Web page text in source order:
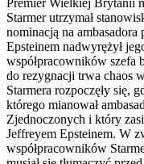
Starmer utrzymał
nominacją na
Epsteinem nadwyrężył
współpracowników szefa
do rezygnacji trwa chaos
Starmera rozpoczęły się,
którego mianował
Zjednoczonych i który
Jeffreyem Epsteinem. W
współpracowników